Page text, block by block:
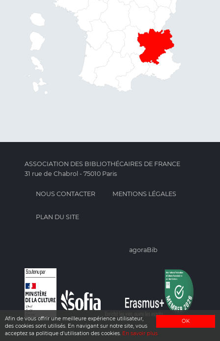
OK
Afin de vous offrir une meilleure expérience utilisateur,
des cookies sont utilisés. En navigant sur notre site, vous
acceptez sa politique d'utilisation des cookies. En savoir plus
ASSOCIATION DES BIBLIOTHÉCAIRES DE FRANCE
31 rue de Chabrol - 75010 Paris
NOUS CONTACTER MENTIONS LÉGALES
PLAN DU SITE
agoraBib